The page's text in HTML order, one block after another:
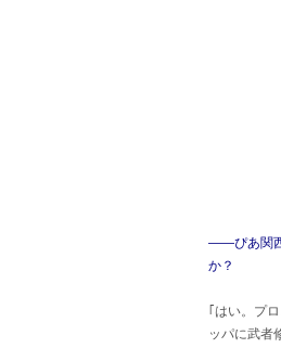
――ぴあ関西
か？
｢はい。プ
ッパに武者